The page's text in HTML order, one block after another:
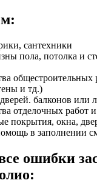
сантехники
пола, потолка и
общестроительных
и тд.)
балконов или
отделочных работ
покрытия, окна,
в заполнении
ошибки